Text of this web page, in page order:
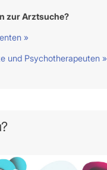
zur Arztsuche?
»
und Psychotherapeuten »